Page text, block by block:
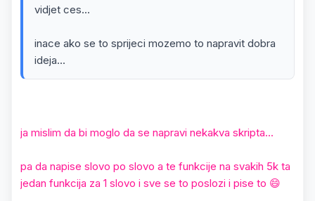
vidjet ces...
inace ako se to sprijeci mozemo to napravit dobra
ideja...
ja mislim da bi moglo da se napravi nekakva skripta...
pa da napise slovo po slovo a te funkcije na svakih 5k ta
jedan funkcija za 1 slovo i sve se to poslozi i pise to 😄